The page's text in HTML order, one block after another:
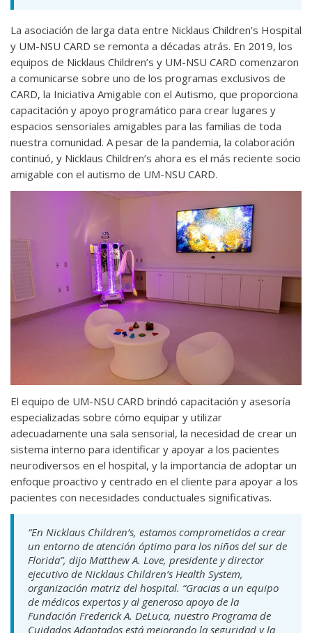
La asociación de larga data entre Nicklaus Children’s Hospital
y UM-NSU CARD se remonta a décadas atrás. En 2019, los
equipos de Nicklaus Children’s y UM-NSU CARD comenzaron
a comunicarse sobre uno de los programas exclusivos de
CARD, la Iniciativa Amigable con el Autismo, que proporciona
capacitación y apoyo programático para crear lugares y
espacios sensoriales amigables para las familias de toda
nuestra comunidad. A pesar de la pandemia, la colaboración
continuó, y Nicklaus Children’s ahora es el más reciente socio
amigable con el autismo de UM-NSU CARD.
El equipo de UM-NSU CARD brindó capacitación y asesoría
especializadas sobre cómo equipar y utilizar
adecuadamente una sala sensorial, la necesidad de crear un
sistema interno para identificar y apoyar a los pacientes
neurodiversos en el hospital, y la importancia de adoptar un
enfoque proactivo y centrado en el cliente para apoyar a los
pacientes con necesidades conductuales significativas.
“En Nicklaus Children’s, estamos comprometidos a crear
un entorno de atención óptimo para los niños del sur de
Florida”, dijo Matthew A. Love, presidente y director
ejecutivo de Nicklaus Children’s Health System,
organización matriz del hospital. “Gracias a un equipo
de médicos expertos y al generoso apoyo de la
Fundación Frederick A. DeLuca, nuestro Programa de
Cuidados Adaptados está mejorando la seguridad y la